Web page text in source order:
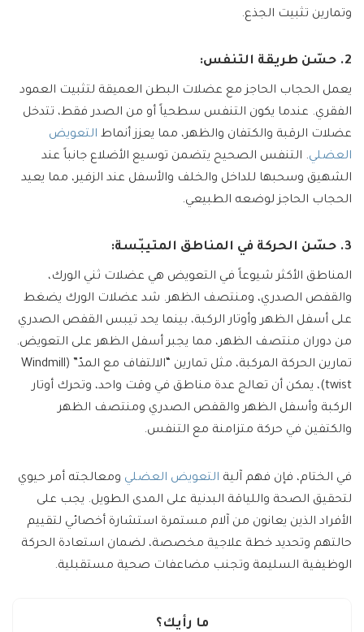
وتمارين تثبيت الجذع.
2. حسّن طريقة التنفس:
يعمل الحجاب الحاجز مع عضلات البطن العميقة لتثبيت العمود
الفقري. عندما يكون التنفس سطحياً أو من الصدر فقط، تتدخل
عضلات الرقبة والكتفان والظهر، مما يعزز أنماط التعويض
العضلي. التنفس الصحيح يتضمن توسيع الأضلاع جانباً عند
الشهيق وسحبها للداخل والخلف والأسفل عند الزفير، مما يعيد
الحجاب الحاجز لوضعه الطبيعي.
3. حسّن الحركة في المناطق المتيبّسة:
المناطق الأكثر شيوعاً في التعويض هي عضلات ثني الورك،
والقفص الصدري، ومنتصف الظهر. شد عضلات الورك يضغط
على أسفل الظهر وأوتار الركبة، بينما يحد تيبس القفص الصدري
من دوران منتصف الظهر، مما يجبر أسفل الظهر على التعويض.
تمارين الحركة المركبة، مثل تمارين “الالتفاف مع المدّ” (Windmill
twist)، يمكن أن تعالج عدة مناطق في وقت واحد، وتحرك أوتار
الركبة وأسفل الظهر والقفص الصدري ومنتصف الظهر
والكتفين في حركة متزامنة مع التنفس.
في الختام، فإن فهم آلية التعويض العضلي ومعالجته أمر حيوي
لتحقيق الصحة واللياقة البدنية على المدى الطويل. يجب على
الأفراد الذين يعانون من آلام مستمرة استشارة أخصائي لتقييم
حالتهم وتحديد خطة علاجية مخصصة، لضمان استعادة الحركة
الوظيفية السليمة وتجنب مضاعفات صحية مستقبلية.
ما رأيك؟